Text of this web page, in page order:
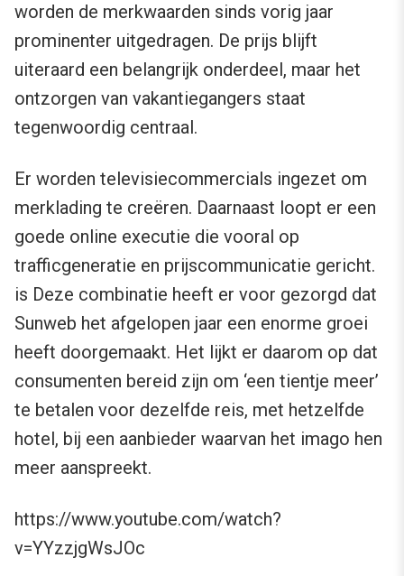
worden de merkwaarden sinds vorig jaar
prominenter uitgedragen. De prijs blijft
uiteraard een belangrijk onderdeel, maar het
ontzorgen van vakantiegangers staat
tegenwoordig centraal.
Er worden televisiecommercials ingezet om
merklading te creëren. Daarnaast loopt er een
goede online executie die vooral op
trafficgeneratie en prijscommunicatie gericht.
is Deze combinatie heeft er voor gezorgd dat
Sunweb het afgelopen jaar een enorme groei
heeft doorgemaakt. Het lijkt er daarom op dat
consumenten bereid zijn om ‘een tientje meer’
te betalen voor dezelfde reis, met hetzelfde
hotel, bij een aanbieder waarvan het imago hen
meer aanspreekt.
https://www.youtube.com/watch?
v=YYzzjgWsJOc